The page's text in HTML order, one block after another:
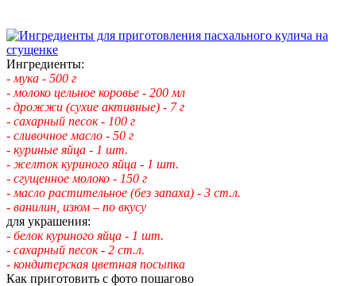
Ингредиенты:
- мука - 500 г
- молоко цельное коровье - 200 мл
- дрожжи (сухие активные) - 7 г
- сахарный песок - 100 г
- сливочное масло - 50 г
- куриные яйца - 1 шт.
- желток куриного яйца - 1 шт.
- сгущенное молоко - 150 г
- масло растительное (без запаха) - 3 ст.л.
- ванилин, изюм – по вкусу
для украшения:
- белок куриного яйца - 1 шт.
- сахарный песок - 2 ст.л.
- кондитерская цветная посыпка
Как приготовить с фото пошагово